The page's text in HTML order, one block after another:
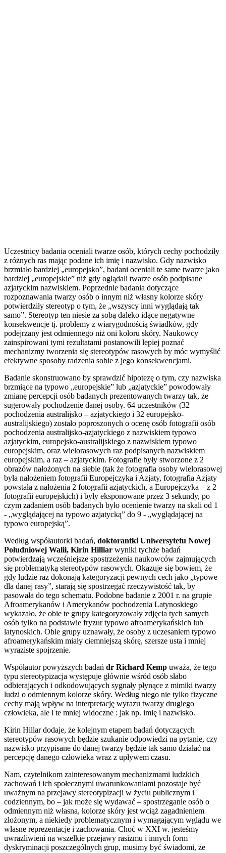
Uczestnicy badania oceniali twarze osób, których cechy pochodziły
z różnych ras mając podane ich imię i nazwisko. Gdy nazwisko
brzmiało bardziej „europejsko”, badani oceniali te same twarze jako
bardziej „europejskie” niż gdy oglądali twarze osób podpisane
azjatyckim nazwiskiem. Poprzednie badania dotyczące
rozpoznawania twarzy osób o innym niż własny kolorze skóry
potwierdziły stereotyp o tym, że „wszyscy inni wyglądają tak
samo”. Stereotyp ten niesie za sobą daleko idące negatywne
konsekwencje tj. problemy z wiarygodnością świadków, gdy
podejrzany jest odmiennego niż oni koloru skóry. Naukowcy
zainspirowani tymi rezultatami postanowili lepiej poznać
mechanizmy tworzenia się stereotypów rasowych by móc wymyślić
efektywne sposoby radzenia sobie z jego konsekwencjami.
Badanie skonstruowano by sprawdzić hipotezę o tym, czy nazwiska
brzmiące na typowo „europejskie” lub „azjatyckie” powodowały
zmianę percepcji osób badanych prezentowanych twarzy tak, że
sugerowały pochodzenie danej osoby. 64 uczestników (32
pochodzenia australijsko – azjatyckiego i 32 europejsko-
australijskiego) zostało poproszonych o ocenę osób fotografii osób
pochodzenia australijsko-azjatyckiego z nazwiskiem typowo
azjatyckim, europejsko-australijskiego z nazwiskiem typowo
europejskim, oraz wielorasowych raz podpisanych nazwiskiem
europejskim, a raz – azjatyckim. Fotografie były stworzone z 2
obrazów nałożonych na siebie (tak że fotografia osoby wielorasowej
była nałożeniem fotografii Europejczyka i Azjaty, fotografia Azjaty
powstała z nałożenia 2 fotografii azjatyckich, a Europejczyka – z 2
fotografii europejskich) i były eksponowane przez 3 sekundy, po
czym zadaniem osób badanych było ocenienie twarzy na skali od 1
- „wyglądającej na typowo azjatycką” do 9 - „wyglądającej na
typowo europejską”.
Według współautorki badań, doktorantki Uniwersytetu Nowej
Południowej Walii, Kirin Hilliar wyniki tychże badań
potwierdzają wcześniejsze spostrzeżenia naukowców zajmujących
się problematyką stereotypów rasowych. Okazuje się bowiem, że
gdy ludzie raz dokonają kategoryzacji pewnych cech jako „typowe
dla danej rasy”, starają się spostrzegać rzeczywistość tak, by
pasowała do tego schematu. Podobne badanie z 2001 r. na grupie
Afroamerykanów i Amerykanów pochodzenia Latynoskiego
wykazało, że obie te grupy kategoryzowały zdjęcia tych samych
osób tylko na podstawie fryzur typowo afroamerykańskich lub
latynoskich. Obie grupy uznawały, że osoby z uczesaniem typowo
afroamerykańskim miały ciemniejszą skórę, szersze usta i mniej
wyraziste spojrzenie.
Współautor powyższych badań dr Richard Kemp uważa, że tego
typu stereotypizacja występuje głównie wśród osób słabo
odbierających i odkodowujących sygnały płynące z mimiki twarzy
ludzi o odmiennym kolorze skóry. Według niego nie tylko fizyczne
cechy mają wpływ na interpretację wyrazu twarzy drugiego
człowieka, ale i te mniej widoczne : jak np. imię i nazwisko.
Kirin Hillar dodaje, że kolejnym etapem badań dotyczących
stereotypów rasowych będzie szukanie odpowiedzi na pytanie, czy
nazwisko przypisane do danej twarzy będzie tak samo działać na
percepcję danego człowieka wraz z upływem czasu.
Nam, czytelnikom zainteresowanym mechanizmami ludzkich
zachowań i ich społecznymi uwarunkowaniami pozostaje być
uważnym na przejawy stereotypizacji w życiu publicznym i
codziennym, bo – jak może się wydawać – spostrzeganie osób o
odmiennym niż własna, kolorze skóry jest wciąż zagadnieniem
złożonym, a niekiedy problematycznym i wymagającym wglądu we
własne reprezentacje i zachowania. Choć w XXI w. jesteśmy
uwrażliwieni na wszelkie przejawy rasizmu i innych form
dyskryminacji poszczególnych grup, musimy być świadomi, że